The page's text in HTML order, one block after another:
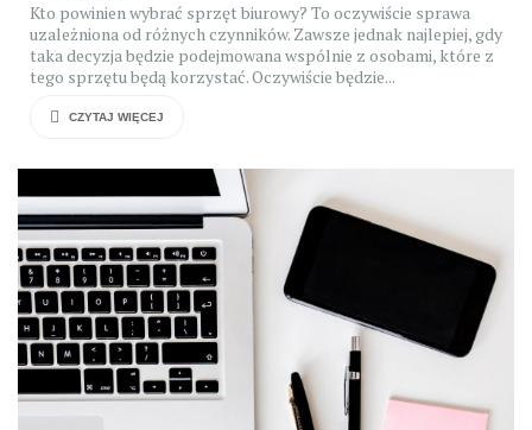
Kto powinien wybrać sprzęt biurowy? To oczywiście sprawa
uzależniona od różnych czynników. Zawsze jednak najlepiej, gdy
taka decyzja będzie podejmowana wspólnie z osobami, które z
tego sprzętu będą korzystać. Oczywiście będzie...
CZYTAJ WIĘCEJ